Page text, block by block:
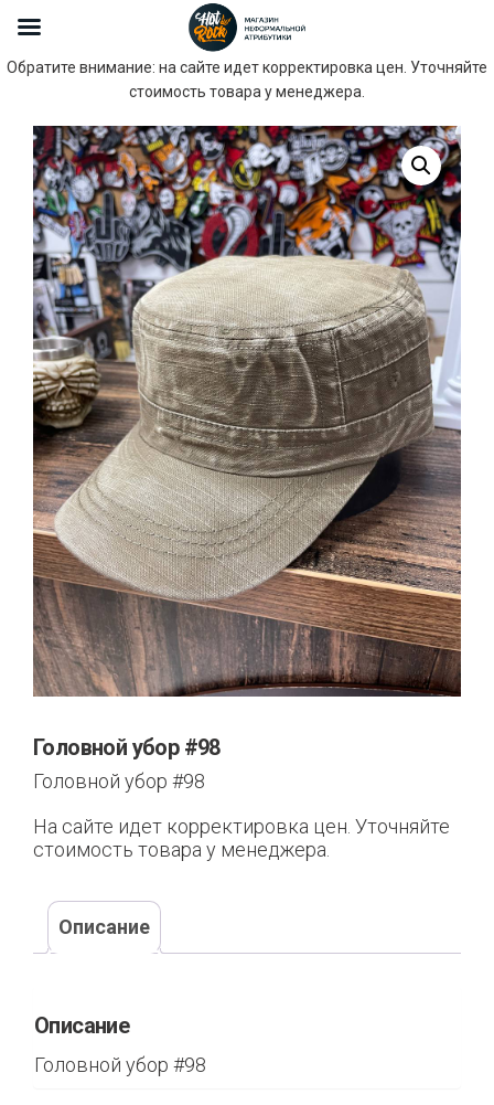
Обратите внимание: на сайте идет корректировка цен. Уточняйте
стоимость товара у менеджера.
Головной убор #98
Головной убор #98
На сайте идет корректировка цен. Уточняйте
стоимость товара у менеджера.
Описание
Описание
Головной убор #98